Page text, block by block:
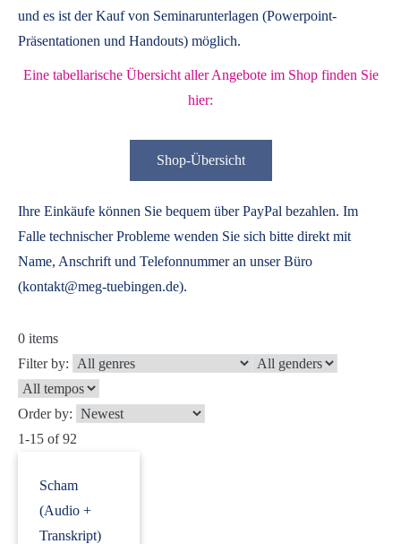
und es ist der Kauf von Seminarunterlagen (Powerpoint-
Präsentationen und Handouts) möglich.
Eine tabellarische Übersicht aller Angebote im Shop finden Sie
hier:
Shop-Übersicht
Ihre Einkäufe können Sie bequem über PayPal bezahlen. Im
Falle technischer Probleme wenden Sie sich bitte direkt mit
Name, Anschrift und Telefonnummer an unser Büro
(kontakt@meg-tuebingen.de).
0 items
Filter by:
Order by:
1-15 of 92
Scham
(Audio +
Transkript)